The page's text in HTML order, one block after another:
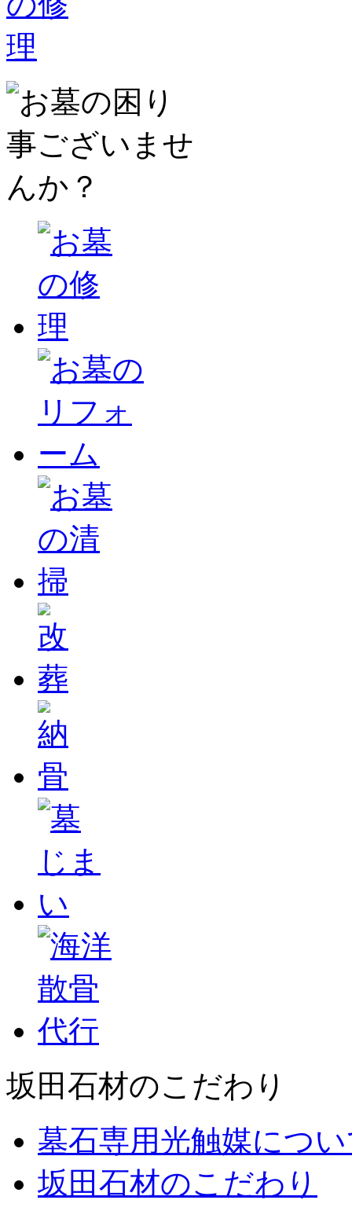
坂田石材のこだわり
墓石専用光触媒につ
坂田石材のこだわり